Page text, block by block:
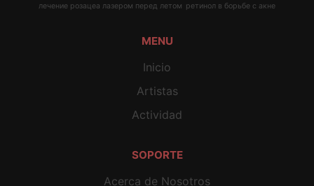
лечение розацеа лазером перед летом ретинол в борьбе с акне
MENU
Inicio
Artistas
Actividad
SOPORTE
Acerca de Nosotros